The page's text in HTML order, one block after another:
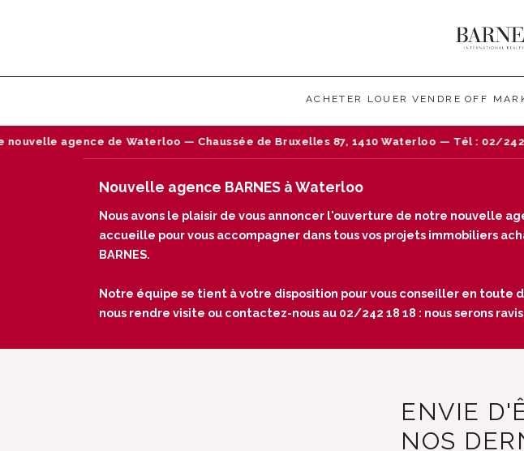
ACHETER LOUER VENDRE OFF
agence de Waterloo — Chaussée de Bruxelles 87, 1410 Waterloo — Tél : 02/242 18
Nouvelle agence BARNES à Waterloo
Nous avons le plaisir de vous annoncer l'ouverture de notre nouvelle
accueille pour vous accompagner dans tous vos projets immobiliers
BARNES.
Notre équipe se tient à votre disposition pour vous conseiller en toute
nous rendre visite ou contactez-nous au 02/242 18 18 : nous serons
ENVIE
NOS